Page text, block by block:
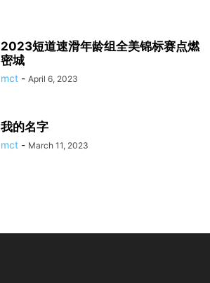
2023短道速滑年龄组全美锦标赛点燃
密城
mct - April 6, 2023
我的名字
mct - March 11, 2023